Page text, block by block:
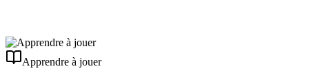
Apprendre à jouer